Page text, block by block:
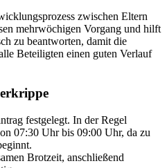
zwischen Eltern
mehrwöchigen Vorgang und hilft
zu beantworten, damit die
Beteiligten einen guten Verlauf
festgelegt. In der Regel
07:30 Uhr bis 09:00 Uhr, da zu
Brotzeit, anschließend